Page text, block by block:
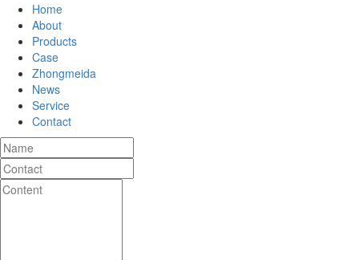
Home
About
Products
Case
Zhongmeida
News
Service
Contact